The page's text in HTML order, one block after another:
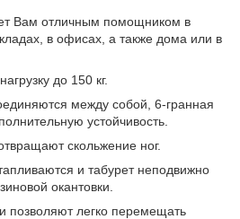
Вам отличным помощником в
в офисах, а также дома или в
до 150 кг.
между собой, 6-гранная
устойчивость.
скольжение ног.
и табурет неподвижно
окантовки.
позволяют легко перемещать